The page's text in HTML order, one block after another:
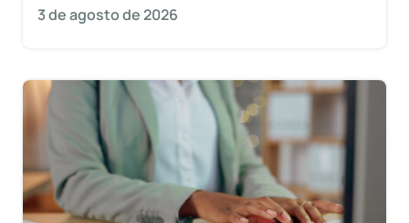
3 de agosto de 2026